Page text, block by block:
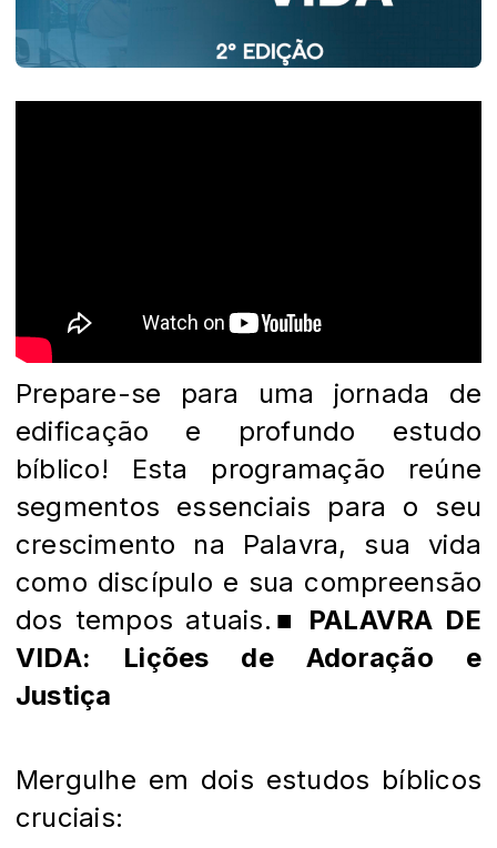
Prepare-se para uma jornada de
edificação e profundo estudo
bíblico! Esta programação reúne
segmentos essenciais para o seu
crescimento na Palavra, sua vida
como discípulo e sua compreensão
dos tempos atuais. ■ PALAVRA DE
VIDA: Lições de Adoração e
Justiça
Mergulhe em dois estudos bíblicos
cruciais: